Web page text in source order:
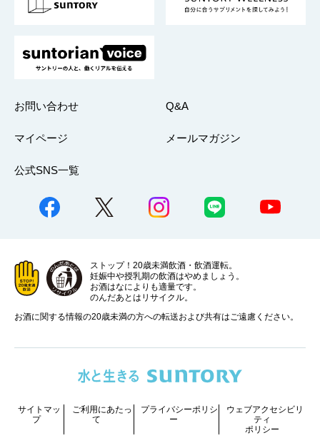
採用情報
お問い合わせ Q&A
マイページ メールマガジン
公式SNS一覧
ストップ！20歳未満飲酒・飲酒運転。
妊娠中や授乳期の飲酒はやめましょう。
お酒はなによりも適量です。
のんだあとはリサイクル。
お酒に関する情報の20歳未満の方への転送および共有はご遠慮ください。
サイトマッ
プ
ご利用にあたっ
て
プライバシーポリシ
ー
ウェブアクセシビリ
ティ
ポリシー